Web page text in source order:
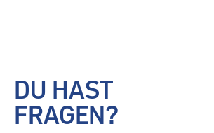
DU HAST
FRAGEN?